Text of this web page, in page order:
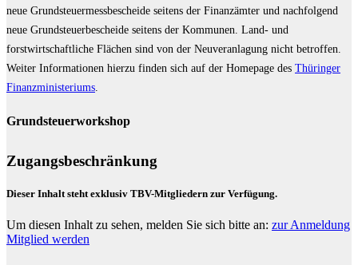
neue Grundsteuermessbescheide seitens der Finanzämter und nachfolgend
neue Grundsteuerbescheide seitens der Kommunen. Land- und
forstwirtschaftliche Flächen sind von der Neuveranlagung nicht betroffen.
Weiter Informationen hierzu finden sich auf der Homepage des Thüringer
Finanzministeriums
Grundsteuerworkshop
Zugangsbeschränkung
Dieser Inhalt steht exklusiv TBV-Mitgliedern zur Verfügung.
Um diesen Inhalt zu sehen, melden Sie sich bitte an: zur Anmeldung
Mitglied werden